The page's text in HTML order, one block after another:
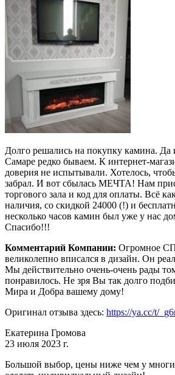
Долго решались на покупку камина. Да
Самаре редко бываем. К интернет-
доверия не испытывали. Хотелось,
забрал. И вот сбылась МЕЧТА! Нам
торгового зала и код для оплаты. Всё
наличия, со скидкой 24000 (!) и
несколько часов камин был уже у нас
Спасибо!!!
Комментарий Компании: Огромное
великолепно вписался в дизайн. Он
Мы действительно очень-очень рады
понравилось. Не зря Вы так долго
Мира и Добра вашему дому!
Оригинал отзыва здесь: https://ya.cc/t/
Екатерина Громова
23 июля 2023 г.
Большой выбор, цены ниже чем у